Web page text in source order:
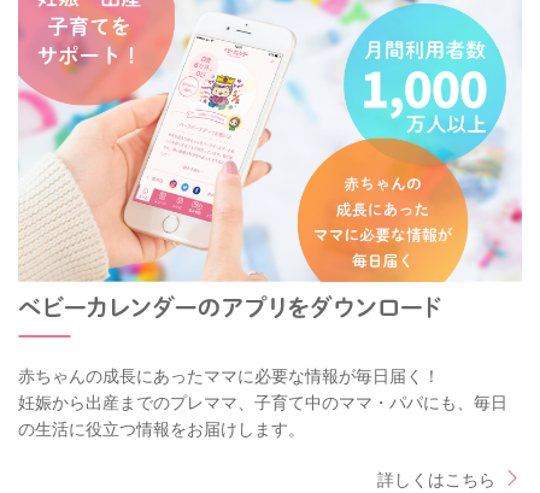
赤ちゃんの成長にあったママに必要な情報が毎日届く！
妊娠から出産までのプレママ、子育て中のママ・パパにも、毎日
の生活に役立つ情報をお届けします。
詳しくはこちら